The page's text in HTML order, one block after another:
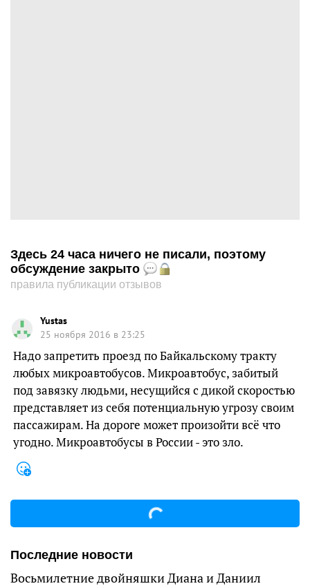
Здесь 24 часа ничего не писали, поэтому
обсуждение закрыто
правила публикации отзывов
Yustas
25 ноября 2016 в 23:25
Надо запретить проезд по Байкальскому тракту
любых микроавтобусов. Микроавтобус, забитый
под завязку людьми, несущийся с дикой скоростью
представляет из себя потенциальную угрозу своим
пассажирам. На дороге может произойти всё что
угодно. Микроавтобусы в России - это зло.
Последние новости
Восьмилетние двойняшки Диана и Даниил